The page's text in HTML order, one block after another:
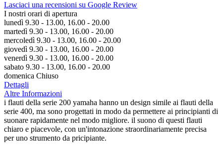
Lasciaci una recensioni su Google Review
I nostri orari di apertura
lunedì 9.30 - 13.00, 16.00 - 20.00
martedì 9.30 - 13.00, 16.00 - 20.00
mercoledì 9.30 - 13.00, 16.00 - 20.00
giovedì 9.30 - 13.00, 16.00 - 20.00
venerdì 9.30 - 13.00, 16.00 - 20.00
sabato 9.30 - 13.00, 16.00 - 20.00
domenica Chiuso
Dettagli
Altre Informazioni
i flauti della serie 200 yamaha hanno un design simile ai flauti della
serie 400, ma sono progettati in modo da permettere ai principianti di
suonare rapidamente nel modo migliore. il suono di questi flauti
chiaro e piacevole, con un'intonazione straordinariamente precisa
per uno strumento da pricipiante.